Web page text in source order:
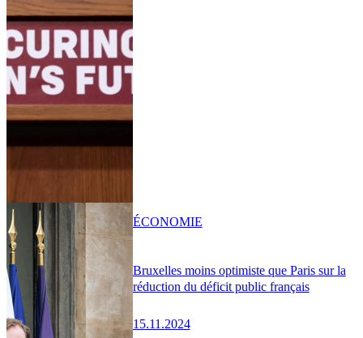
Bruxelles moins optimiste que Paris sur la
réduction du déficit public français
15.11.2024
ÉCONOMIE